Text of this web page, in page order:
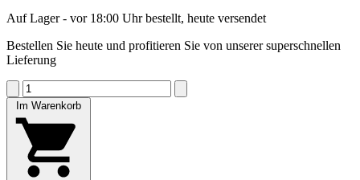
Auf Lager - vor 18:00 Uhr bestellt, heute versendet
Bestellen Sie heute und profitieren Sie von unserer superschnellen
Lieferung
Im Warenkorb